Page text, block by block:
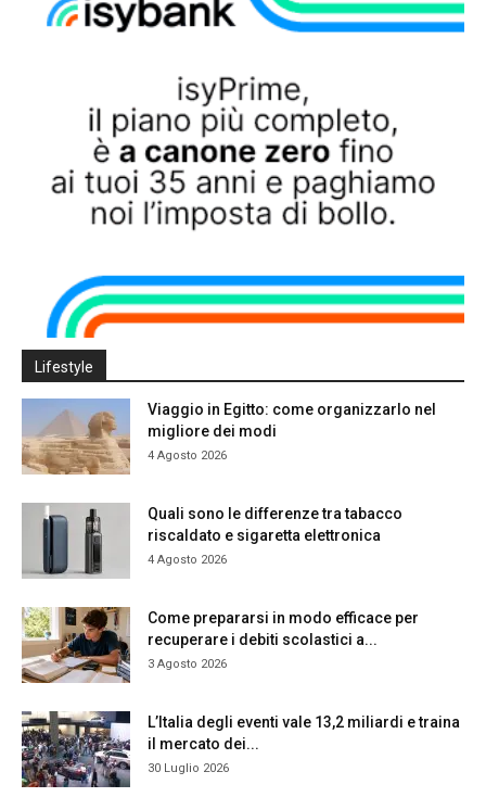
Lifestyle
Viaggio in Egitto: come organizzarlo nel
migliore dei modi
4 Agosto 2026
Quali sono le differenze tra tabacco
riscaldato e sigaretta elettronica
4 Agosto 2026
Come prepararsi in modo efficace per
recuperare i debiti scolastici a...
3 Agosto 2026
L’Italia degli eventi vale 13,2 miliardi e traina
il mercato dei...
30 Luglio 2026